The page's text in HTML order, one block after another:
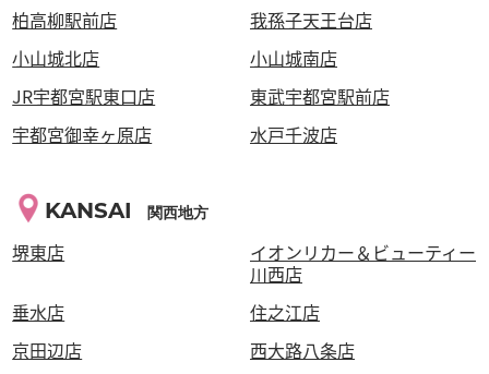
柏高柳駅前店
我孫子天王台店
小山城北店
小山城南店
JR宇都宮駅東口店
東武宇都宮駅前店
宇都宮御幸ヶ原店
水戸千波店
KANSAI 関西地方
堺東店
イオンリカー＆ビューティー
川西店
垂水店
住之江店
京田辺店
西大路八条店